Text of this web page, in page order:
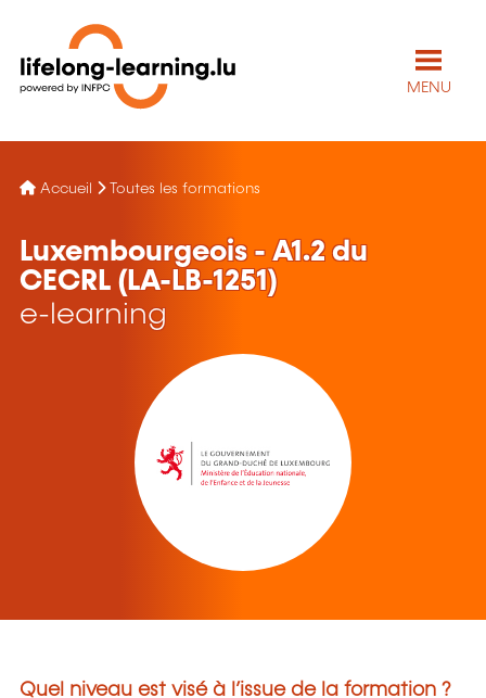
MENU
Accueil Toutes les formations
Luxembourgeois - A1.2 du
CECRL (LA-LB-1251)
e-learning
Quel niveau est visé à l’issue de la formation ?